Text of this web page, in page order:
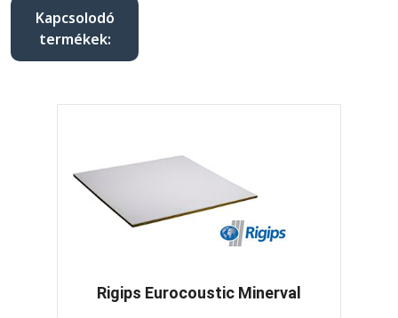
Kapcsolodó
termékek:
Rigips Eurocoustic Minerval